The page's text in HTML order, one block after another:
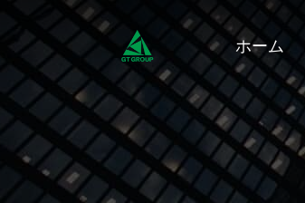
ホーム